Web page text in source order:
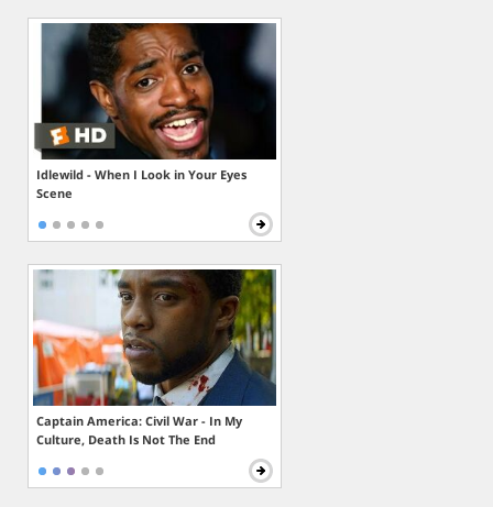
Idlewild - When I Look in Your Eyes
Scene
Captain America: Civil War - In My
Culture, Death Is Not The End